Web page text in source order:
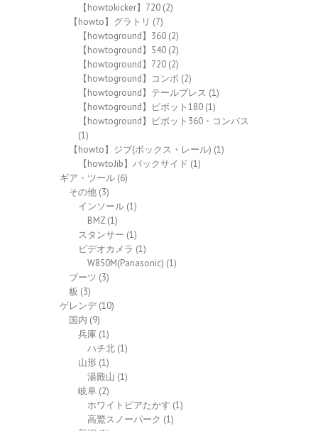
【howtokicker】720 (2)
【howto】グラトリ (7)
【howtoground】360 (2)
【howtoground】540 (2)
【howtoground】720 (2)
【howtoground】コンボ (2)
【howtoground】テールプレス (1)
【howtoground】ピボット180 (1)
【howtoground】ピボット360・コンパス
(1)
【howto】ジブ(ボックス・レール) (1)
【howtoJib】バックサイド (1)
ギア・ツール (6)
その他 (3)
インソール (1)
BMZ (1)
スタンサー (1)
ビデオカメラ (1)
W850M(Panasonic) (1)
ブーツ (3)
板 (3)
ゲレンデ(10)
国内 (9)
兵庫 (1)
ハチ北 (1)
山形 (1)
湯殿山 (1)
岐阜 (2)
ホワイトピアたかす (1)
高鷲スノーパーク (1)